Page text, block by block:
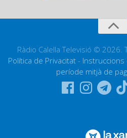
Ràdio Calella Televisió ©
Política de Privacitat - Instruccions
període mitjà de